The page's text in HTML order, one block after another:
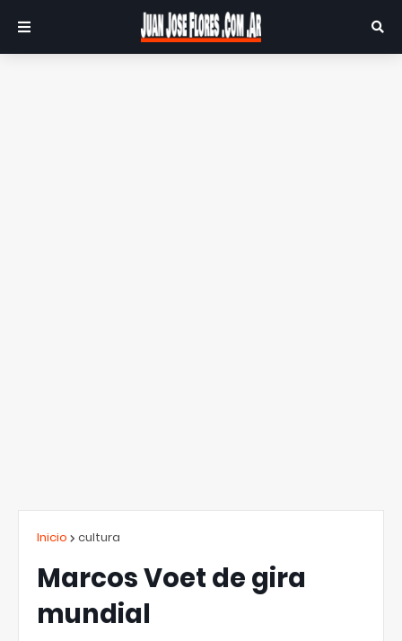
Inicio cultura
Marcos Voet de gira
mundial